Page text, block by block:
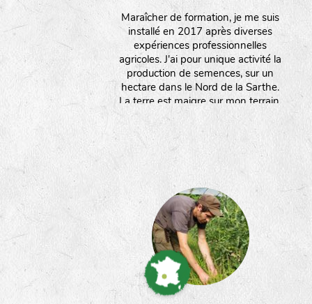
Maraîcher de formation, je me suis
installé en 2017 après diverses
expériences professionnelles
agricoles. J'ai pour unique activité la
production de semences, sur un
hectare dans le Nord de la Sarthe.
La terre est maigre sur mon terrain,
ce qui permet d'orienter
naturellement la rusticité des
souches de fleurs et de légumes qui
me sont confiées. J'ai expérimenté
dans mon parcours des techniques
permacoles et je suis sensible à la
Biodynamie; j'utilise aujourd'hui
l'approche Herody pour me guider
dans la fertilisation et le travail du
sol. Après avoir été salarié de
Germinance il y a une dizaine
d'années, je suis heureux de
contribuer encore à l'aventure par
des compétences que j'y ai acquises.